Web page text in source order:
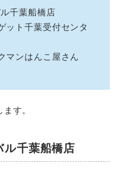
千葉船橋店
ット千葉受付センタ
マンはんこ屋さん
す。
千葉船橋店